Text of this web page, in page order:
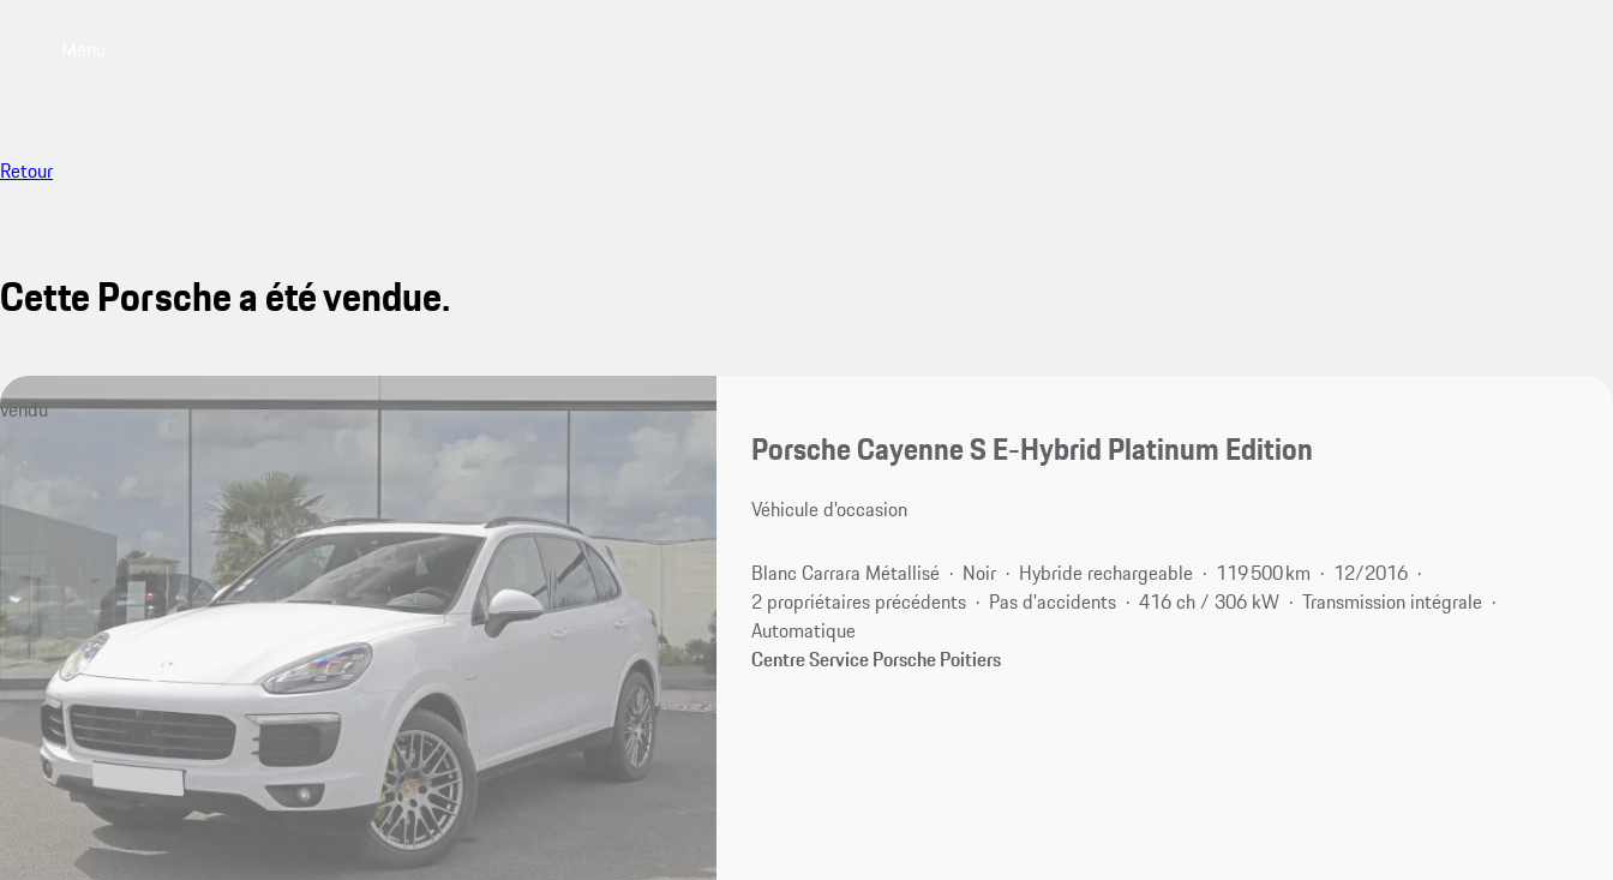
Retour
Cette Porsche a été vendue.
vendu
Porsche Cayenne S E-Hybrid Platinum Edition
Véhicule d'occasion
Blanc Carrara Métallisé Noir Hybride rechargeable 119 500 km
12/2016
2 propriétaires précédents
Pas d'accidents 416 ch / 306 kW
Transmission intégrale
Automatique
Centre Service Porsche Poitiers